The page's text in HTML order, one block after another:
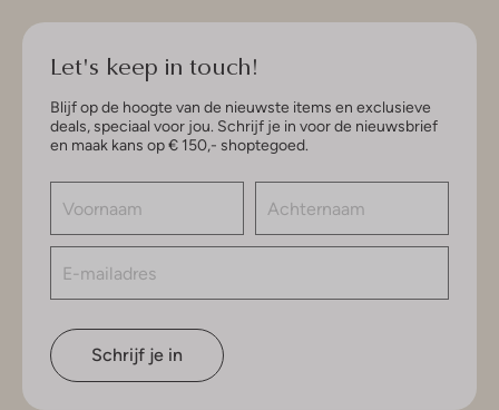
Let's keep in touch!
Blijf op de hoogte van de nieuwste items en exclusieve
deals, speciaal voor jou. Schrijf je in voor de nieuwsbrief
en maak kans op € 150,- shoptegoed.
Schrijf je in